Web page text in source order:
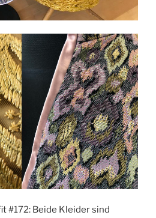
#172: Beide Kleider sind